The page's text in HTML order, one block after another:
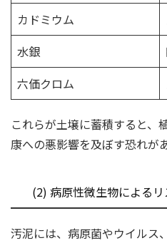
カドミウム
水銀
六価クロム
これらが土壌に蓄積すると、
康への悪影響を及ぼす恐れが
(2) 病原性微生物によるリ
汚泥には、病原菌やウイルス